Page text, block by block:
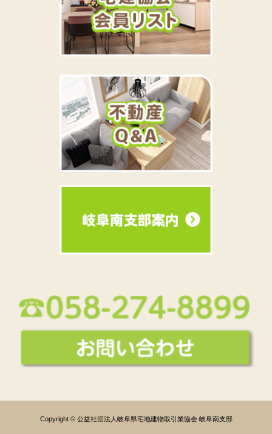
Copyright © 公益社団法人岐阜県宅地建物取引業協会 岐阜南支部